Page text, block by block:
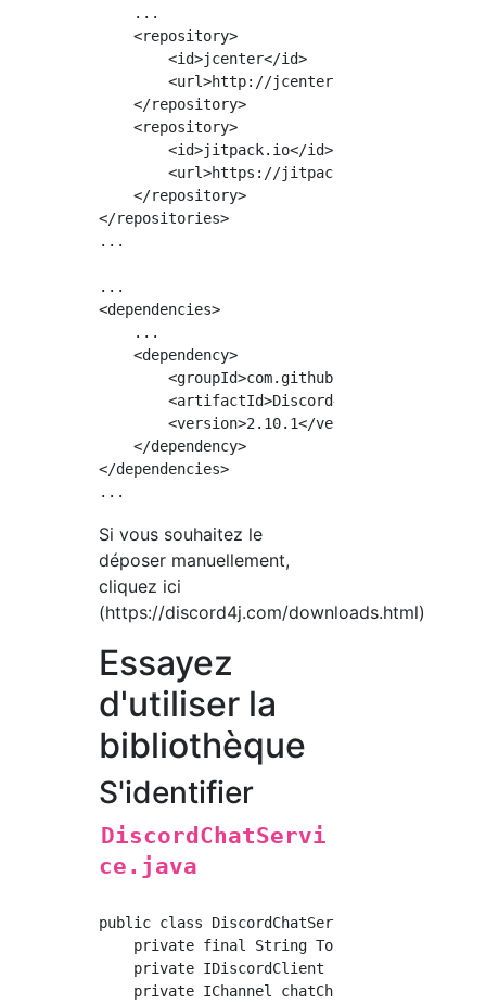
    ...
    <repository>
        <id>jcenter</id>
<url>http://jcenter.bintray.com</
    </repository>
    <repository>
        <id>jitpack.io</id>
        <url>https://jitpack.io</url>
    </repository>
</repositories>
...
...
<dependencies>
    ...
    <dependency>
<groupId>com.github.austinv11</
        <artifactId>Discord4J</artifactId>
        <version>2.10.1</version>
    </dependency>
</dependencies>
Si vous souhaitez le
déposer manuellement,
cliquez ici
(https://discord4j.com/downloads.html)
Essayez
d'utiliser la
bibliothèque
S'identifier
DiscordChatServi
ce.java
public class DiscordChatService implements
private final String Token = "Jeton
    private IDiscordClient client;
    private IChannel chatChannel;